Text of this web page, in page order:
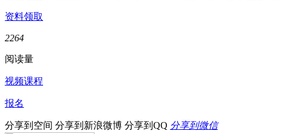
资料领取
2264
阅读量
视频课程
报名
分享到空间 分享到新浪微博 分享到QQ 分享到微信